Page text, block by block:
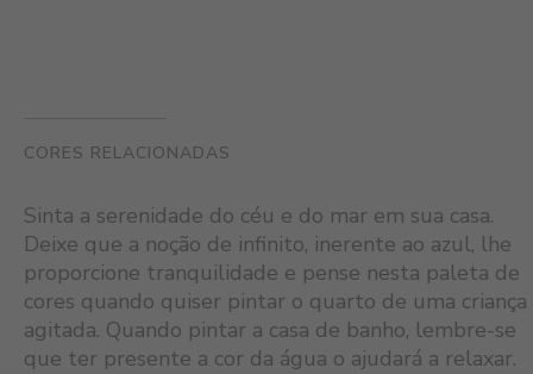
CORES RELACIONADAS
Sinta a serenidade do céu e do mar em sua casa.
Deixe que a noção de infinito, inerente ao azul, lhe
proporcione tranquilidade e pense nesta paleta de
cores quando quiser pintar o quarto de uma criança
agitada. Quando pintar a casa de banho, lembre-se
que ter presente a cor da água o ajudará a relaxar.